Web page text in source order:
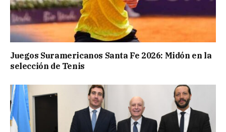
Juegos Suramericanos Santa Fe 2026: Midón en la
selección de Tenis